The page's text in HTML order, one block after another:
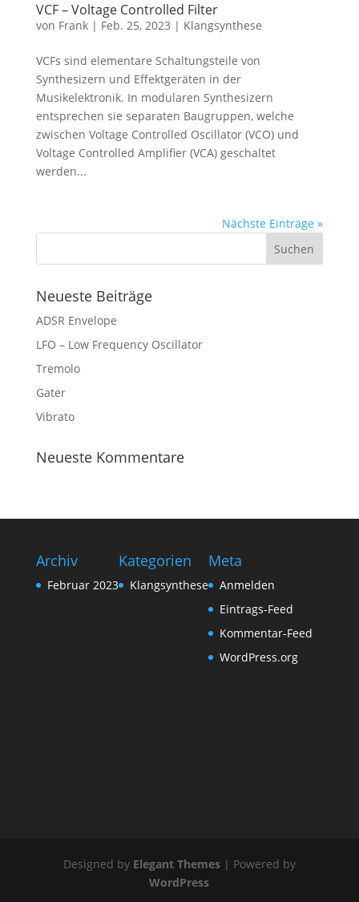
VCF – Voltage Controlled Filter
von Frank| Feb. 25, 2023 | Klangsynthese
VCFs sind elementare Schaltungsteile von
Synthesizern und Effektgeräten in der
Musikelektronik. In modularen Synthesizern
entsprechen sie separaten Baugruppen, welche
zwischen Voltage Controlled Oscillator (VCO) und
Voltage Controlled Amplifier (VCA) geschaltet
werden...
Nächste Einträge »
Neueste Beiträge
ADSR Envelope
LFO – Low Frequency Oscillator
Tremolo
Gater
Vibrato
Neueste Kommentare
Archiv
Februar 2023
Kategorien
Klangsynthese
Meta
Anmelden
Eintrags-Feed
Kommentar-Feed
WordPress.org
Designed by Elegant Themes| Powered by
WordPress